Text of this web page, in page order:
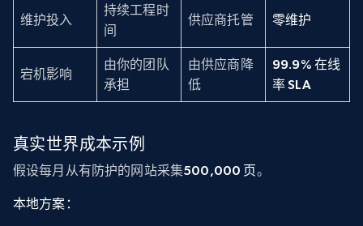
维护投入
持续工程时
间
供应商托管 零维护
宕机影响
由你的团队
承担
由供应商降
低
99.9% 在线
率 SLA
真实世界成本示例
假设每月从有防护的网站采集500,000 页。
本地方案：